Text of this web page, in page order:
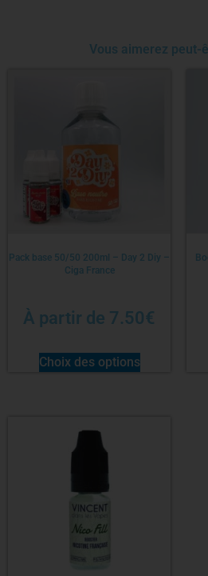
Vous aimerez peut-
Pack base 50/50 200ml – Day 2 Diy –
Ciga France
À partir de 7.50€
Choix des options